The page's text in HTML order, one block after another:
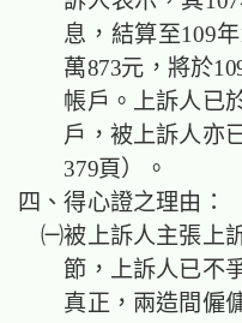
息，結算至109
萬873元，將於
帳戶。上訴人已
戶，被上訴人亦
379頁）。
四、得心證之理由：
㈠被上訴人主張上
節，上訴人已不
真正，兩造間僱